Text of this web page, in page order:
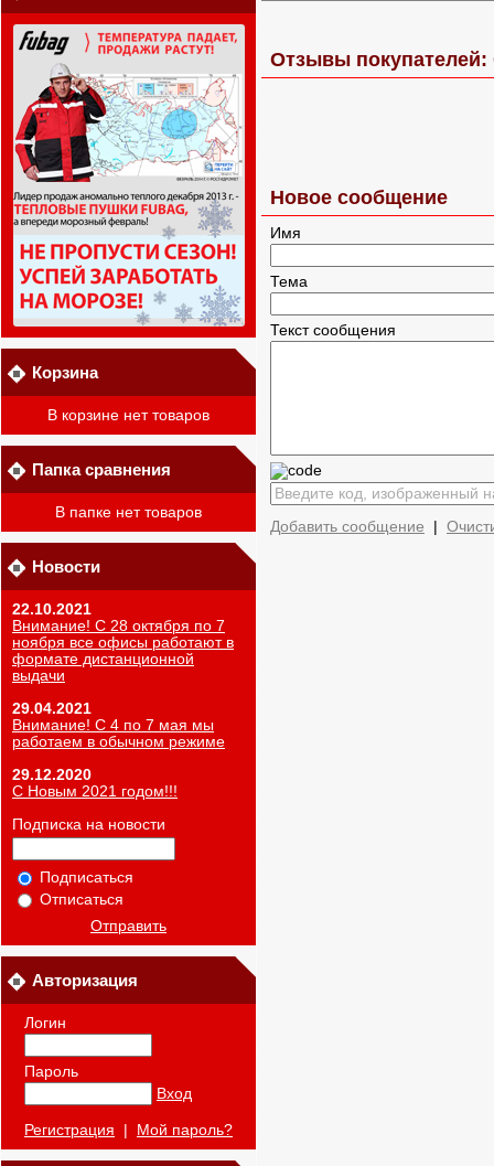
Корзина
В корзине нет товаров
Папка сравнения
В папке нет товаров
Новости
22.10.2021
Внимание! С 28 октября по 7
ноября все офисы работают в
формате дистанционной
выдачи
29.04.2021
Внимание! С 4 по 7 мая мы
работаем в обычном режиме
29.12.2020
С Новым 2021 годом!!!
Подписка на новости
Подписаться
Отписаться
Отправить
Авторизация
Логин
Пароль
Вход
Регистрация Мой пароль?
Отзывы покупателей:
Новое сообщение
Имя
Тема
Текст сообщения
Добавить сообщение